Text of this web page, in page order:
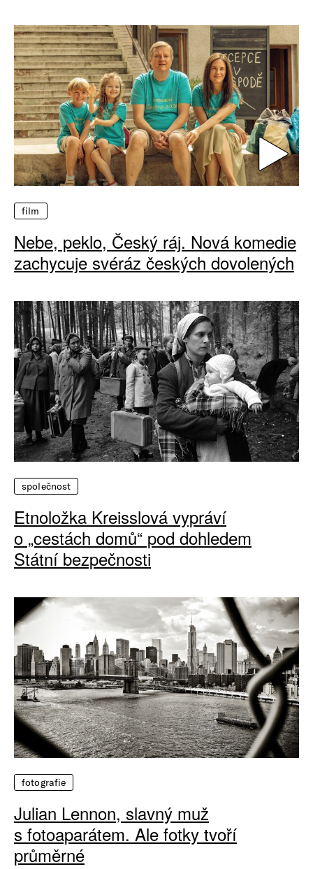
film
Nebe, peklo, Český ráj. Nová komedie
zachycuje svéráz českých dovolených
společnost
Etnoložka Kreisslová vypráví
o „cestách domů“ pod dohledem
Státní bezpečnosti
fotografie
Julian Lennon, slavný muž
s fotoaparátem. Ale fotky tvoří
průměrné